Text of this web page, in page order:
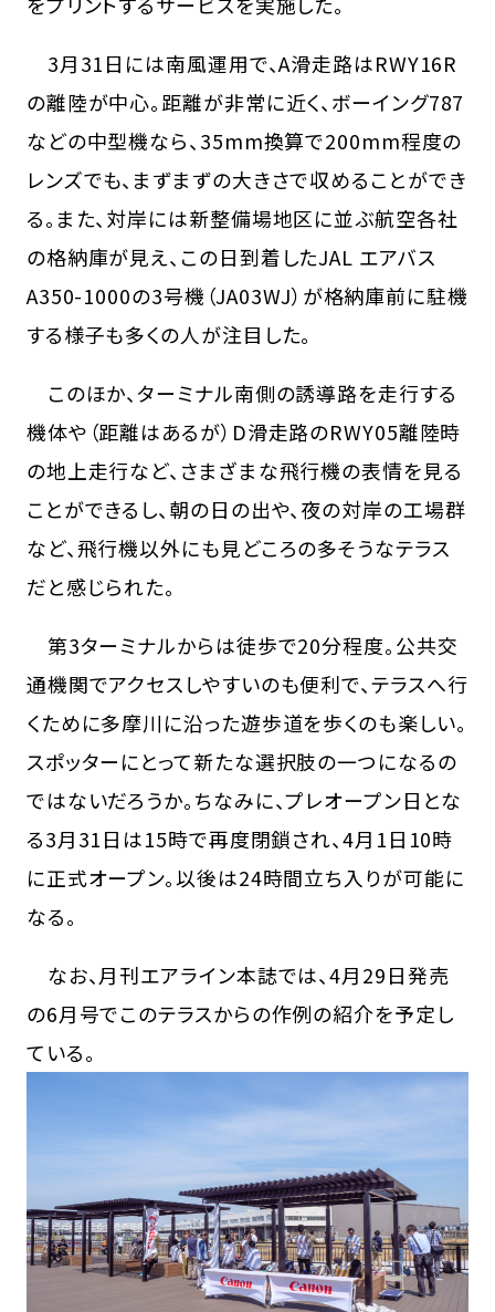
3月31日には南風運用で、A滑走路はRWY16R
の離陸が中心。距離が非常に近く、ボーイング787
などの中型機なら、35mm換算で200mm程度の
レンズでも、まずまずの大きさで収めることができ
る。また、対岸には新整備場地区に並ぶ航空各社
の格納庫が見え、この日到着したJAL エアバス
A350-1000の3号機（JA03WJ）が格納庫前に駐機
する様子も多くの人が注目した。
このほか、ターミナル南側の誘導路を走行する
機体や（距離はあるが）D滑走路のRWY05離陸時
の地上走行など、さまざまな飛行機の表情を見る
ことができるし、朝の日の出や、夜の対岸の工場群
など、飛行機以外にも見どころの多そうなテラス
だと感じられた。
第3ターミナルからは徒歩で20分程度。公共交
通機関でアクセスしやすいのも便利で、テラスへ行
くために多摩川に沿った遊歩道を歩くのも楽しい。
スポッターにとって新たな選択肢の一つになるの
ではないだろうか。ちなみに、プレオープン日とな
る3月31日は15時で再度閉鎖され、4月1日10時
に正式オープン。以後は24時間立ち入りが可能に
なる。
なお、月刊エアライン本誌では、4月29日発売
の6月号でこのテラスからの作例の紹介を予定し
ている。